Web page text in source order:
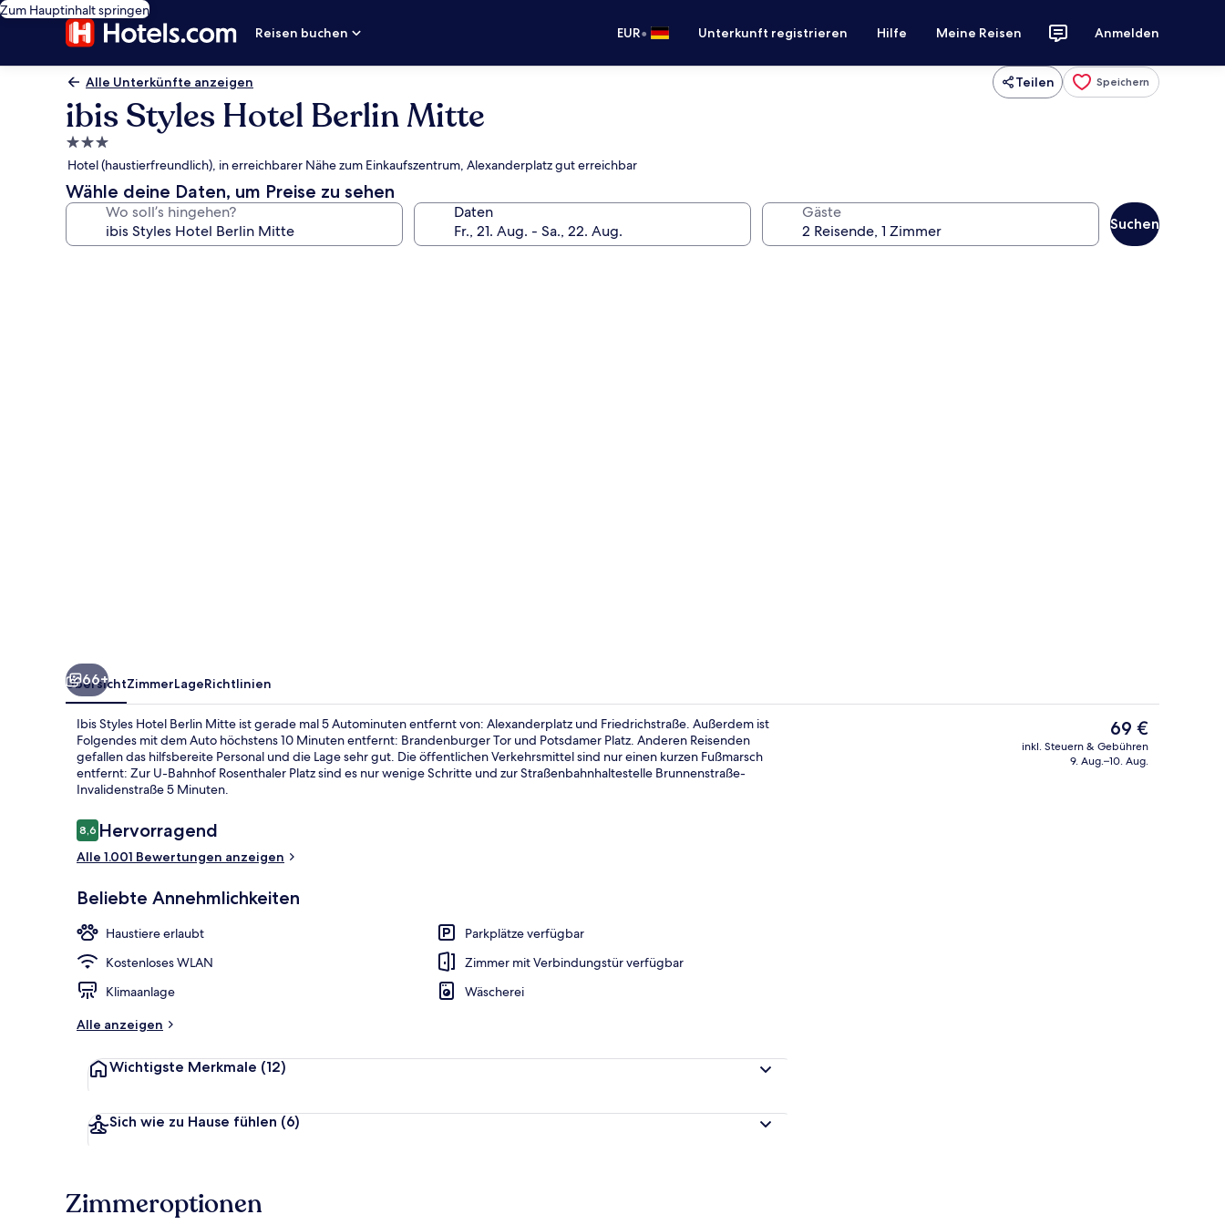
Zum Hauptinhalt springen
Reisen buchen
EUR• Unterkunft registrieren Hilfe Meine Reisen Anmelden
Alle Unterkünfte anzeigen Teilen Speichern
ibis Styles Hotel Berlin Mitte
3.0-
Sterne-
Unterkunft
Hotel (haustierfreundlich), in erreichbarer Nähe zum Einkaufszentrum, Alexanderplatz gut erreichbar
Wähle deine Daten, um Preise zu sehen
Wo soll’s hingehen? Daten Gäste
Suchen
Außenbereich
66+
ÜbersichtZimmerLageRichtlinien
Ibis Styles Hotel Berlin Mitte ist gerade mal 5 Autominuten entfernt von: Alexanderplatz und Friedrichstraße. Außerdem ist
Folgendes mit dem Auto höchstens 10 Minuten entfernt: Brandenburger Tor und Potsdamer Platz. Anderen Reisenden
gefallen das hilfsbereite Personal und die Lage sehr gut. Die öffentlichen Verkehrsmittel sind nur einen kurzen Fußmarsch
entfernt: Zur U-Bahnhof Rosenthaler Platz sind es nur wenige Schritte und zur Straßenbahnhaltestelle Brunnenstraße-
Invalidenstraße 5 Minuten.
Bewertungen
8,68,6 von 10.
Hervorragend
Alle 1.001 Bewertungen anzeigen
Beliebte Annehmlichkeiten
Haustiere erlaubt
Parkplätze verfügbar
Kostenloses WLAN
Zimmer mit Verbindungstür verfügbar
Klimaanlage
Wäscherei
Alle anzeigen
Wichtigste Merkmale (12)
Sich wie zu Hause fühlen (6)
Der
aktuelle
Preis
69 €
inkl. Steuern & Gebühren
9. Aug.–10. Aug.
Zimmeroptionen